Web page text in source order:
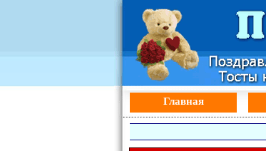
Главная